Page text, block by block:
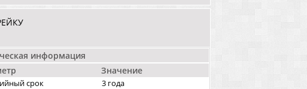
информация
Значение
срок
3 года